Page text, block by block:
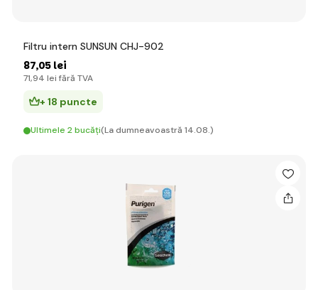
Filtru intern SUNSUN CHJ-902
87,05 lei
71,94 lei fără TVA
+ 18 puncte
Ultimele 2 bucăți(La dumneavoastră 14.08.)